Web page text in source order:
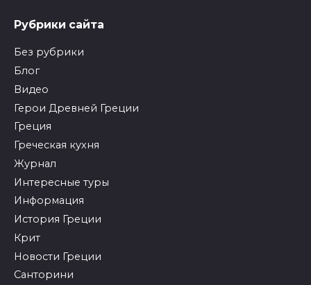
Рубрики сайта
Без рубрики
Блог
Видео
Герои Древней Греции
Греция
Греческая кухня
Журнал
Интересные туры
Информация
История Греции
Крит
Новости Греции
Санторини